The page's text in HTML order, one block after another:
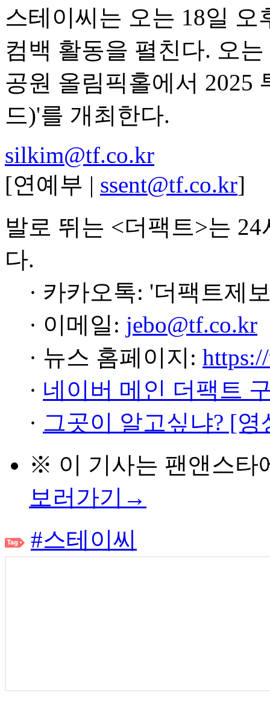
스테이씨는 오는 18일 오
컴백 활동을 펼친다. 오
공원 올림픽홀에서 2025
드)'를 개최한다.
silkim@tf.co.kr
[연예부 | ssent@tf.co.kr]
발로 뛰는 <더팩트>는
다.
· 카카오톡: '더팩트제
· 이메일: jebo@tf.co.kr
· 뉴스 홈페이지:
· 네이버 메인 더팩트
· 그곳이 알고싶냐? [
※ 이 기사는 팬앤스타
보러가기→
#스테이씨